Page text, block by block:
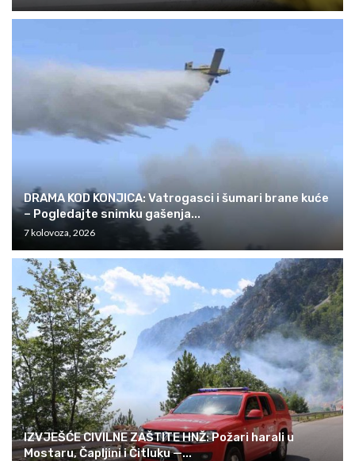
DRAMA KOD KONJICA: Vatrogasci i šumari brane kuće
– Pogledajte snimku gašenja...
7 kolovoza, 2026
IZVJEŠĆE CIVILNE ZAŠTITE HNŽ: Požari harali u
Mostaru, Čapljini i Čitluku —...